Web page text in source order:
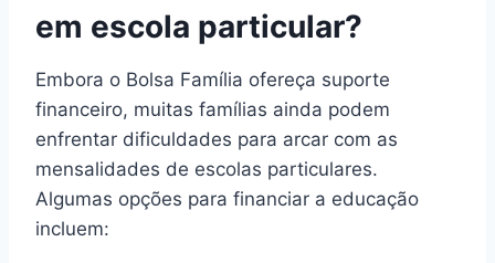
em escola particular?
Embora o Bolsa Família ofereça suporte
financeiro, muitas famílias ainda podem
enfrentar dificuldades para arcar com as
mensalidades de escolas particulares.
Algumas opções para financiar a educação
incluem: